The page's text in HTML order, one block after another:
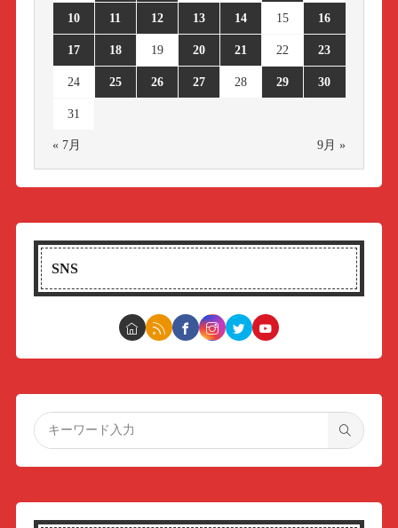
10 11 12 13 14 15 16
17 18 19 20 21 22 23
24 25 26 27 28 29 30
31
« 7月 9月 »
SNS